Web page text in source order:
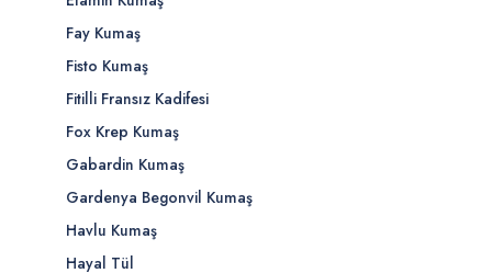
Fay Kumaş
Fisto Kumaş
Fitilli Fransız Kadifesi
Fox Krep Kumaş
Gabardin Kumaş
Gardenya Begonvil Kumaş
Havlu Kumaş
Hayal Tül